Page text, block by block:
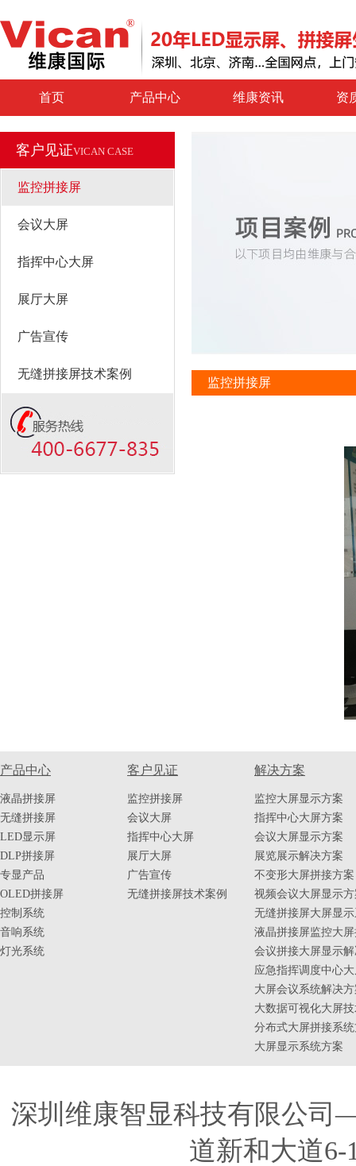
首页 产品中心 维康资讯 资
客户见证VICAN CASE
监控拼接屏
会议大屏
指挥中心大屏
展厅大屏
广告宣传
无缝拼接屏技术案例
监控拼接屏
产品中心
液晶拼接屏
无缝拼接屏
LED显示屏
DLP拼接屏
专显产品
OLED拼接屏
控制系统
音响系统
灯光系统
客户见证
监控拼接屏
会议大屏
指挥中心大屏
展厅大屏
广告宣传
无缝拼接屏技术案例
解决方案
监控大屏显示方案
指挥中心大屏方案
会议大屏显示方案
展览展示解决方案
不变形大屏拼接方案
视频会议大屏显示
无缝拼接屏大屏显
液晶拼接屏监控大
会议拼接大屏显示
应急指挥调度中心
大屏会议系统解决
大数据可视化大屏
分布式大屏拼接系
大屏显示系统方案
深圳维康智显科技有限公
道新和大道6-